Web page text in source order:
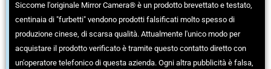
Siccome l'originale Mirror Camera® è un prodotto brevettato e testato,
centinaia di "furbetti" vendono prodotti falsificati molto spesso di
produzione cinese, di scarsa qualità. Attualmente l'unico modo per
acquistare il prodotto verificato è tramite questo contatto diretto con
un'operatore telefonico di questa azienda. Ogni altra pubblicità è falsa,